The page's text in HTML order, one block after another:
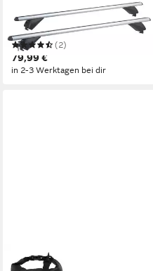
Dachträger
(2)
79,99 €
in 2-3 Werktagen bei dir
RED LOON